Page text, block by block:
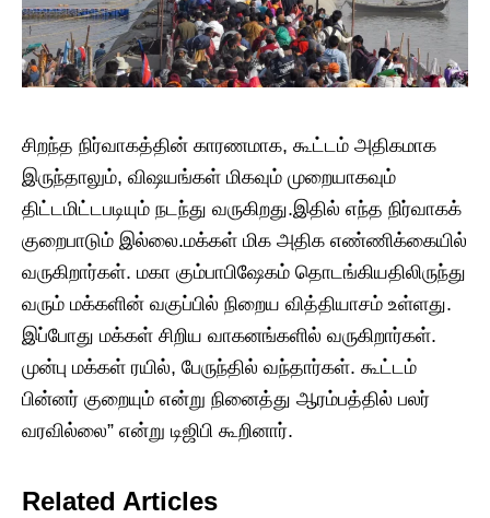
சிறந்த நிர்வாகத்தின் காரணமாக, கூட்டம் அதிகமாக
இருந்தாலும், விஷயங்கள் மிகவும் முறையாகவும்
திட்டமிட்டபடியும் நடந்து வருகிறது.இதில் எந்த நிர்வாகக்
குறைபாடும் இல்லை.மக்கள் மிக அதிக எண்ணிக்கையில்
வருகிறார்கள். மகா கும்பாபிஷேகம் தொடங்கியதிலிருந்து
வரும் மக்களின் வகுப்பில் நிறைய வித்தியாசம் உள்ளது.
இப்போது மக்கள் சிறிய வாகனங்களில் வருகிறார்கள்.
முன்பு மக்கள் ரயில், பேருந்தில் வந்தார்கள். கூட்டம்
பின்னர் குறையும் என்று நினைத்து ஆரம்பத்தில் பலர்
வரவில்லை” என்று டிஜிபி கூறினார்.
Related Articles